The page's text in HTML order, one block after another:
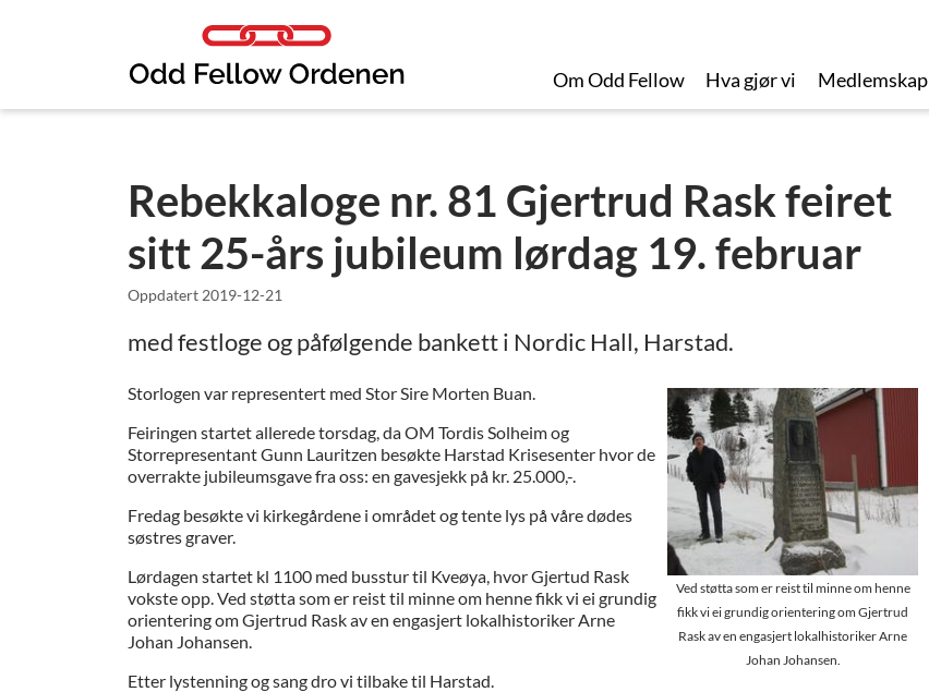
Om Odd Fellow Hva gjør vi Medlemskap
Rebekkaloge nr. 81 Gjertrud Rask feiret
sitt 25-års jubileum lørdag 19. februar
Oppdatert 2019-12-21
med festloge og påfølgende bankett i Nordic Hall, Harstad.
Ved støtta som er reist til minne om henne
fikk vi ei grundig orientering om Gjertrud
Rask av en engasjert lokalhistoriker Arne
Johan Johansen.
Storlogen var representert med Stor Sire Morten Buan.
Feiringen startet allerede torsdag, da OM Tordis Solheim og
Storrepresentant Gunn Lauritzen besøkte Harstad Krisesenter hvor de
overrakte jubileumsgave fra oss: en gavesjekk på kr. 25.000,-.
Fredag besøkte vi kirkegårdene i området og tente lys på våre dødes
søstres graver.
Lørdagen startet kl 1100 med busstur til Kveøya, hvor Gjertud Rask
vokste opp. Ved støtta som er reist til minne om henne fikk vi ei grundig
orientering om Gjertrud Rask av en engasjert lokalhistoriker Arne
Johan Johansen.
Etter lystenning og sang dro vi tilbake til Harstad.